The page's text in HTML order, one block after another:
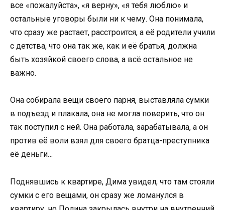
все «пожалуйста», «я верну», «я тебя люблю» и
остальные уговоры были ни к чему. Она понимала,
что сразу же растает, расстроится, а её родители учили
с детства, что она так же, как и её братья, должна
быть хозяйкой своего слова, а всё остальное не
важно.
Она собирала вещи своего парня, выставляла сумки
в подъезд и плакала, она не могла поверить, что он
так поступил с ней. Она работала, зарабатывала, а он
против её воли взял для своего братца-преступника
её деньги…
Поднявшись к квартире, Дима увидел, что там стояли
сумки с его вещами, он сразу же ломанулся в